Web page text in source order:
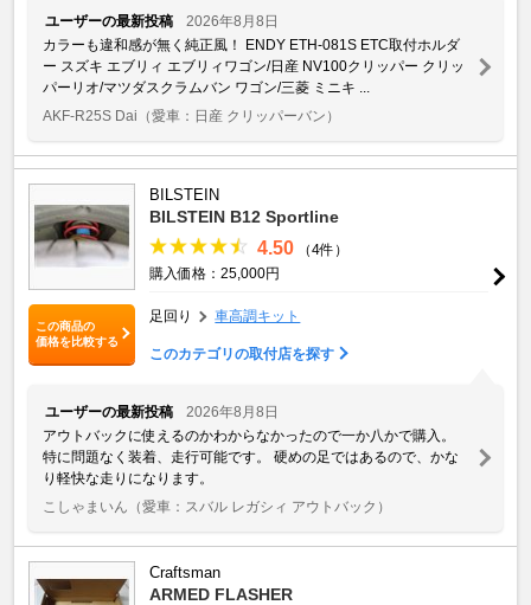
ユーザーの最新投稿
2026年8月8日
カラーも違和感が無く純正風！ ENDY ETH-081S ETC取付ホルダ
ー スズキ エブリィ エブリィワゴン/日産 NV100クリッパー クリッ
パーリオ/マツダスクラムバン ワゴン/三菱 ミニキ ...
AKF-R25S Dai （愛車：日産 クリッパーバン）
この商品の
価格を比較する
BILSTEIN
BILSTEIN B12 Sportline
4.50
（4件）
購入価格：25,000円
足回り 車高調キット
このカテゴリの取付店を探す
ユーザーの最新投稿
2026年8月8日
アウトバックに使えるのかわからなかったので一か八かで購入。
特に問題なく装着、走行可能です。 硬めの足ではあるので、かな
り軽快な走りになります。
こしゃまいん （愛車：スバル レガシィ アウトバック）
Craftsman
ARMED FLASHER